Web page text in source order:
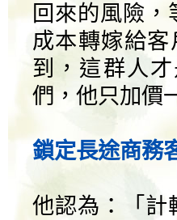
回來的風險
成本轉嫁給
到，這群人
們，他只加價
鎖定長途商務
他認為：「計